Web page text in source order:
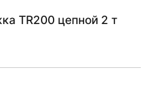
TR200 цепной 2 т